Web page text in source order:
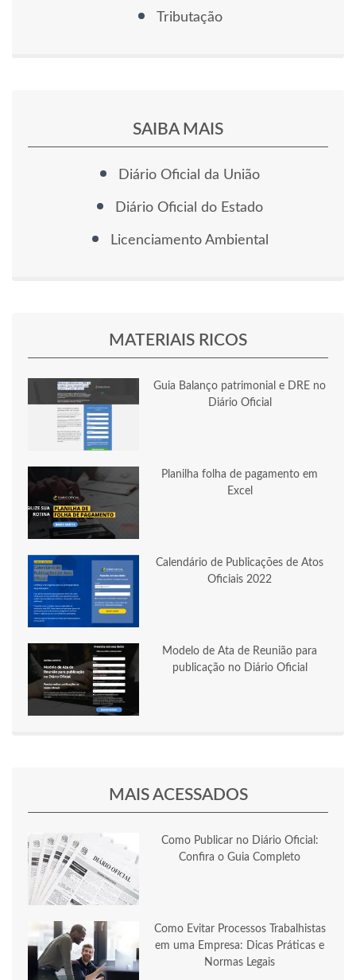
Tributação
SAIBA MAIS
Diário Oficial da União
Diário Oficial do Estado
Licenciamento Ambiental
MATERIAIS RICOS
Guia Balanço patrimonial e DRE no
Diário Oficial
Planilha folha de pagamento em
Excel
Calendário de Publicações de Atos
Oficiais 2022
Modelo de Ata de Reunião para
publicação no Diário Oficial
MAIS ACESSADOS
Como Publicar no Diário Oficial:
Confira o Guia Completo
Como Evitar Processos Trabalhistas
em uma Empresa: Dicas Práticas e
Normas Legais